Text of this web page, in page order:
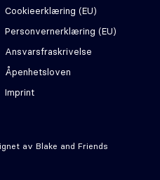
Cookie­erklæring (EU)
Personvernerklæring (EU)
Ansvars­fraskrivelse
Åpenhetsloven
Imprint
av Blake and Friends